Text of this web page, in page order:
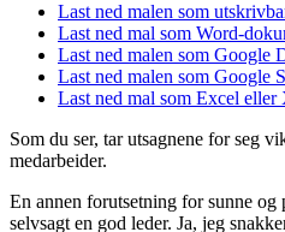
Last ned malen som
Last ned mal som Word-
Last ned malen som Google
Last ned malen som Google
Last ned mal som Excel
Som du ser, tar utsagnene for seg
medarbeider.
En annen forutsetning for sunne og
selvsagt en god leder. Ja, jeg